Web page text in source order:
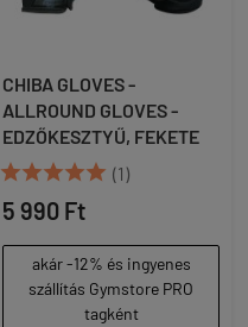
CHIBA GLOVES -
ALLROUND GLOVES -
EDZŐKESZTYŰ, FEKETE
 (1)
5 990 Ft
akár -12% és ingyenes
szállítás Gymstore PRO
tagként